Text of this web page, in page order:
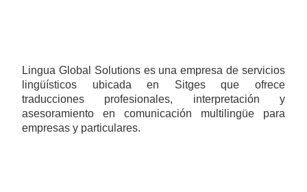
Lingua Global Solutions es una empresa de servicios
lingüísticos ubicada en Sitges que ofrece
traducciones profesionales, interpretación y
asesoramiento en comunicación multilingüe para
empresas y particulares.